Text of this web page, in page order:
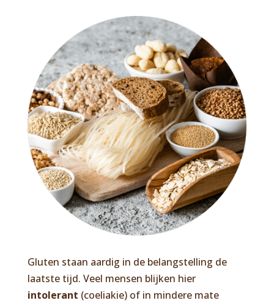
Gluten staan aardig in de belangstelling de
laatste tijd. Veel mensen blijken hier
intolerant (coeliakie) of in mindere mate